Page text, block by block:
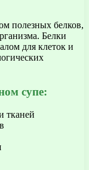
полезных белков,
Белки
для клеток и
супе:
тканей